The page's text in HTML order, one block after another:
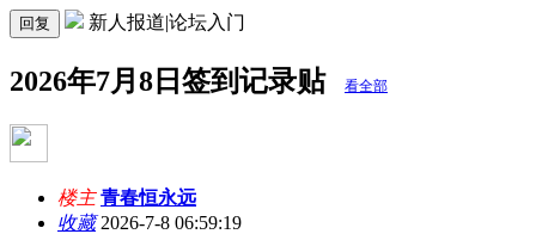
回复 新人报道|论坛入门
2026年7月8日签到记录贴 看全部
楼主 青春恒永远
收藏2026-7-8 06:59:19